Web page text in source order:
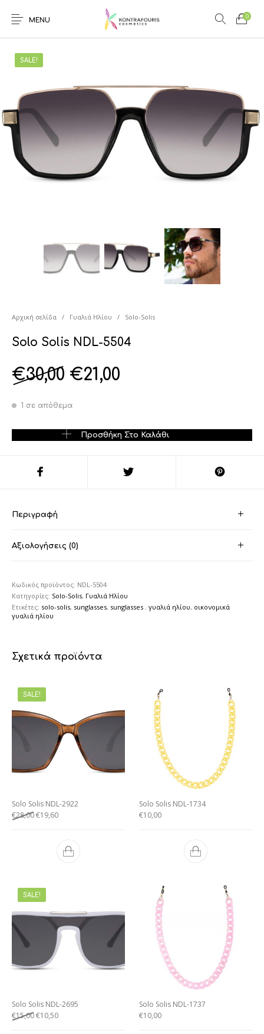
MENU
0
SALE!
Αρχική σελίδα / Γυαλιά Ηλίου / Solo-Solis
Solo Solis NDL-5504
€30,00 €21,00
1 σε απόθεμα
Solo Solis NDL-5504 ποσότητα
Προσθήκη Στο Καλάθι
Περιγραφή
Αξιολογήσεις (0)
Κωδικός προϊόντος: NDL-5504
Κατηγορίες: Solo-Solis, Γυαλιά Ηλίου
Ετικέτες: solo-solis, sunglasses, sunglasses . γυαλιά ηλίου, οικονομικά
γυαλιά ηλίου
Σχετικά προϊόντα
SALE!
Solo Solis NDL-2922
€28,00€19,60
Solo Solis NDL-1734
€10,00
SALE!
Solo Solis NDL-2695
€15,00€10,50
Solo Solis NDL-1737
€10,00